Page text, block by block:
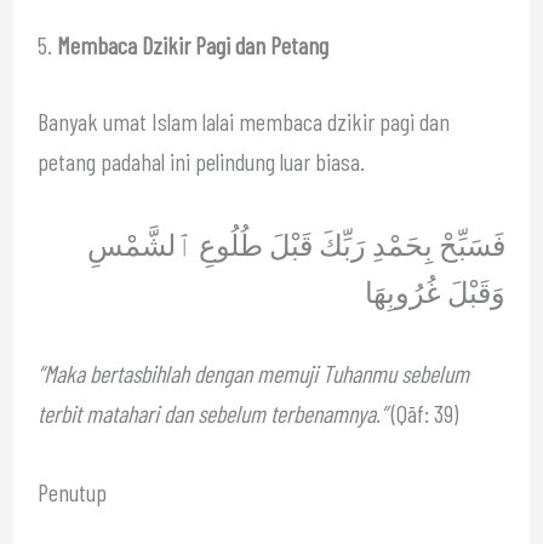
5. Membaca Dzikir Pagi dan Petang
Banyak umat Islam lalai membaca dzikir pagi dan
petang padahal ini pelindung luar biasa.
فَسَبِّحْ بِحَمْدِ رَبِّكَ قَبْلَ طُلُوعِ ٱلشَّمْسِ
وَقَبْلَ غُرُوبِهَا
“Maka bertasbihlah dengan memuji Tuhanmu sebelum
terbit matahari dan sebelum terbenamnya.”(Qāf: 39)
Penutup